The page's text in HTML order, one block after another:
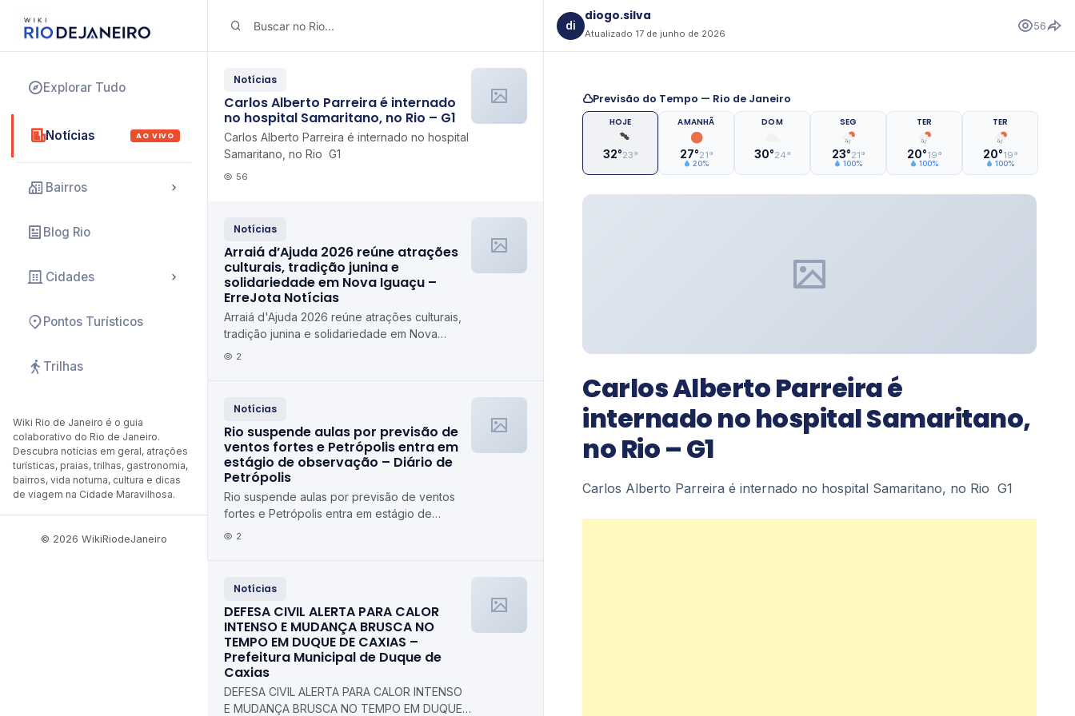
Explorar Tudo
Notícias AO VIVO
Bairros
Blog Rio
Cidades
Pontos Turísticos
Trilhas
Wiki Rio de Janeiro é o guia
colaborativo do Rio de Janeiro.
Descubra notícias em geral, atrações
turísticas, praias, trilhas, gastronomia,
bairros, vida noturna, cultura e dicas
de viagem na Cidade Maravilhosa.
© 2026 WikiRiodeJaneiro
Notícias
Carlos Alberto Parreira é internado
no hospital Samaritano, no Rio – G1
Carlos Alberto Parreira é internado no hospital
Samaritano, no Rio G1
56
Notícias
Arraiá d’Ajuda 2026 reúne atrações
culturais, tradição junina e
solidariedade em Nova Iguaçu –
ErreJota Notícias
Arraiá d'Ajuda 2026 reúne atrações culturais,
tradição junina e solidariedade em Nova
Iguaçu ErreJota Notícias
2
Notícias
Rio suspende aulas por previsão de
ventos fortes e Petrópolis entra em
estágio de observação – Diário de
Petrópolis
Rio suspende aulas por previsão de ventos
fortes e Petrópolis entra em estágio de
observação Diário de Petrópolis
2
Notícias
DEFESA CIVIL ALERTA PARA CALOR
INTENSO E MUDANÇA BRUSCA NO
TEMPO EM DUQUE DE CAXIAS –
Prefeitura Municipal de Duque de
Caxias
DEFESA CIVIL ALERTA PARA CALOR INTENSO
E MUDANÇA BRUSCA NO TEMPO EM DUQUE
di
diogo.silva
Atualizado 17 de junho de 2026
56
Previsão do Tempo — Rio de Janeiro
HOJE
32°23°
AMANHÃ
27°21°
20%
DOM
30°24°
SEG
23°21°
100%
TER
20°19°
100%
TER
20°19°
100%
Carlos Alberto Parreira é
internado no hospital Samaritano,
no Rio – G1
Carlos Alberto Parreira é internado no hospital Samaritano, no Rio G1